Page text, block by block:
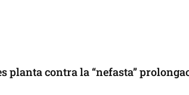
planta contra la “nefasta”